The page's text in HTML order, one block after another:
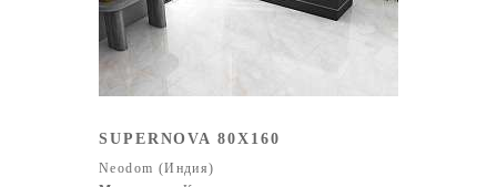
SUPERNOVA 80X160
Neodom (Индия)